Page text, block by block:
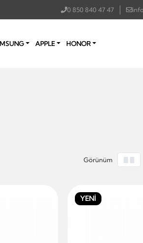
0 850 840 47 47
APPLE HONOR
Görünüm
YENİ